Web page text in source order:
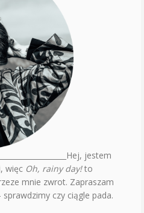
jestem
więc Oh, rainy day!to
mnie zwrot. Zapraszam
czy ciągle pada.